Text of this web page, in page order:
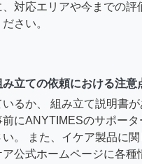
対応エリアや今までの評
さい。
立ての依頼における注意
るか、 組み立て説明書
にANYTIMESのサポー
。 また、イケア製品に
公式ホームページに各種